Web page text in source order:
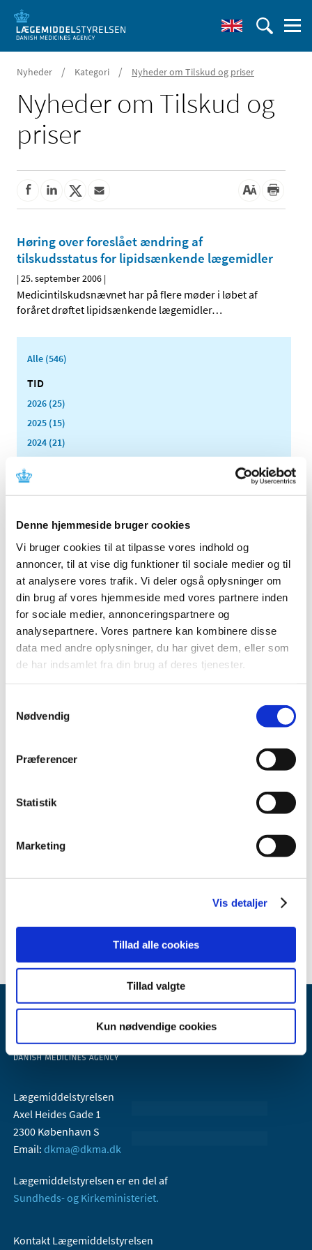
Denne hjemmeside bruger cookies
Vi bruger cookies til at tilpasse vores indhold og
annoncer, til at vise dig funktioner til sociale medier og til
at analysere vores trafik. Vi deler også oplysninger om
din brug af vores hjemmeside med vores partnere inden
for sociale medier, annonceringspartnere og
analysepartnere. Vores partnere kan kombinere disse
data med andre oplysninger, du har givet dem, eller som
de har indsamlet fra din brug af deres tjenester.
Nødvendig
Præferencer
Statistik
Marketing
Vis detaljer
Tillad alle cookies
Tillad valgte
Kun nødvendige cookies
Nyheder / Kategori / Nyheder om Tilskud og priser
Nyheder om Tilskud og
priser
Høring over foreslået ændring af
tilskudsstatus for lipidsænkende lægemidler
|25. september 2006 |
Medicintilskudsnævnet har på flere møder i løbet af
foråret drøftet lipidsænkende lægemidler…
Alle (546)
TID
2026 (25)
2025 (15)
2024 (21)
2022 (11)
2020 (19)
2018 (46)
2017 (38)
2016 (48)
2015 (31)
2014 (44)
2010 (7)
2008 (8)
oktober (1)
Lægemiddelstyrelsen
Axel Heides Gade 1
2300 København S
Email: dkma@dkma.dk
Lægemiddelstyrelsen er en del af
Sundheds- og Kirkeministeriet.
Kontakt Lægemiddelstyrelsen